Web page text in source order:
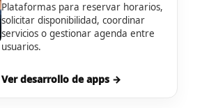
Plataformas para reservar horarios,
solicitar disponibilidad, coordinar
servicios o gestionar agenda entre
usuarios.
Ver desarrollo de apps →